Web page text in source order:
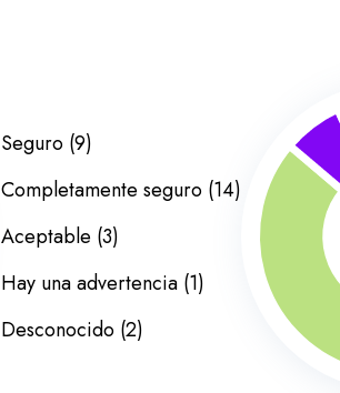
Seguro(9)
Completamente seguro(14)
Aceptable (3)
Hay una advertencia(1)
Desconocido(2)